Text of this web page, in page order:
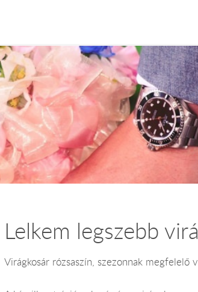
Lelkem legszebb
Virágkosár rózsaszín, szezonnak megfelelő